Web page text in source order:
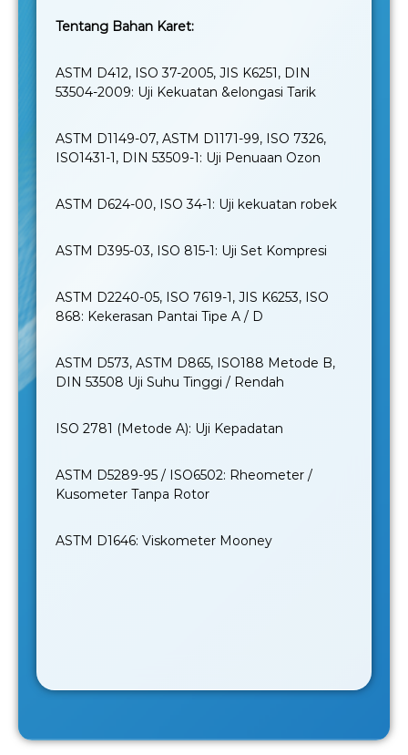
Tentang Bahan Karet:
ASTM D412, ISO 37-2005, JIS K6251, DIN
53504-2009: Uji Kekuatan &elongasi Tarik
ASTM D1149-07, ASTM D1171-99, ISO 7326,
ISO1431-1, DIN 53509-1: Uji Penuaan Ozon
ASTM D624-00, ISO 34-1: Uji kekuatan robek
ASTM D395-03, ISO 815-1: Uji Set Kompresi
ASTM D2240-05, ISO 7619-1, JIS K6253, ISO
868: Kekerasan Pantai Tipe A / D
ASTM D573, ASTM D865, ISO188 Metode B,
DIN 53508 Uji Suhu Tinggi / Rendah
ISO 2781 (Metode A): Uji Kepadatan
ASTM D5289-95 / ISO6502: Rheometer /
Kusometer Tanpa Rotor
ASTM D1646: Viskometer Mooney